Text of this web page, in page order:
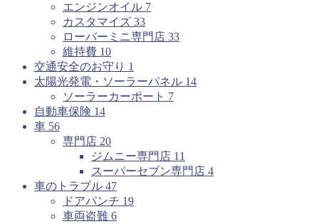
エンジンオイル 7
カスタマイズ 33
ローバーミニ専門店 33
維持費 10
交通安全のお守り 1
太陽光発電・ソーラーパネル 14
ソーラーカーポート 7
自動車保険 14
車 56
専門店 20
ジムニー専門店 11
スーパーセブン専門店 4
車のトラブル 47
ドアパンチ 19
車両盗難 6